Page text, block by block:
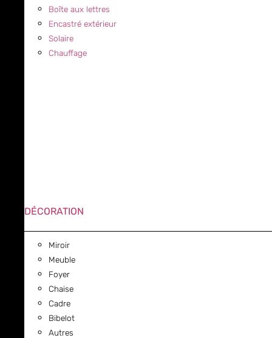
Boîte aux lettres
Encastré extérieur
Solaire
Chauffage
DÉCORATION
Miroir
Meuble
Foyer
Chaise
Cadre
Bibelot
Autres